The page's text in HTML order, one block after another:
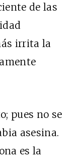
de las
irrita la
pues no se
asesina.
es la